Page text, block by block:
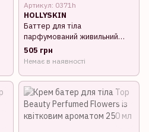
Артикул: 0371h
HOLLYSKIN
Баттер для тіла
парфумований живильний
Hollyskin Body Treat Cashmere
200 г
505 грн
Немає в наявності